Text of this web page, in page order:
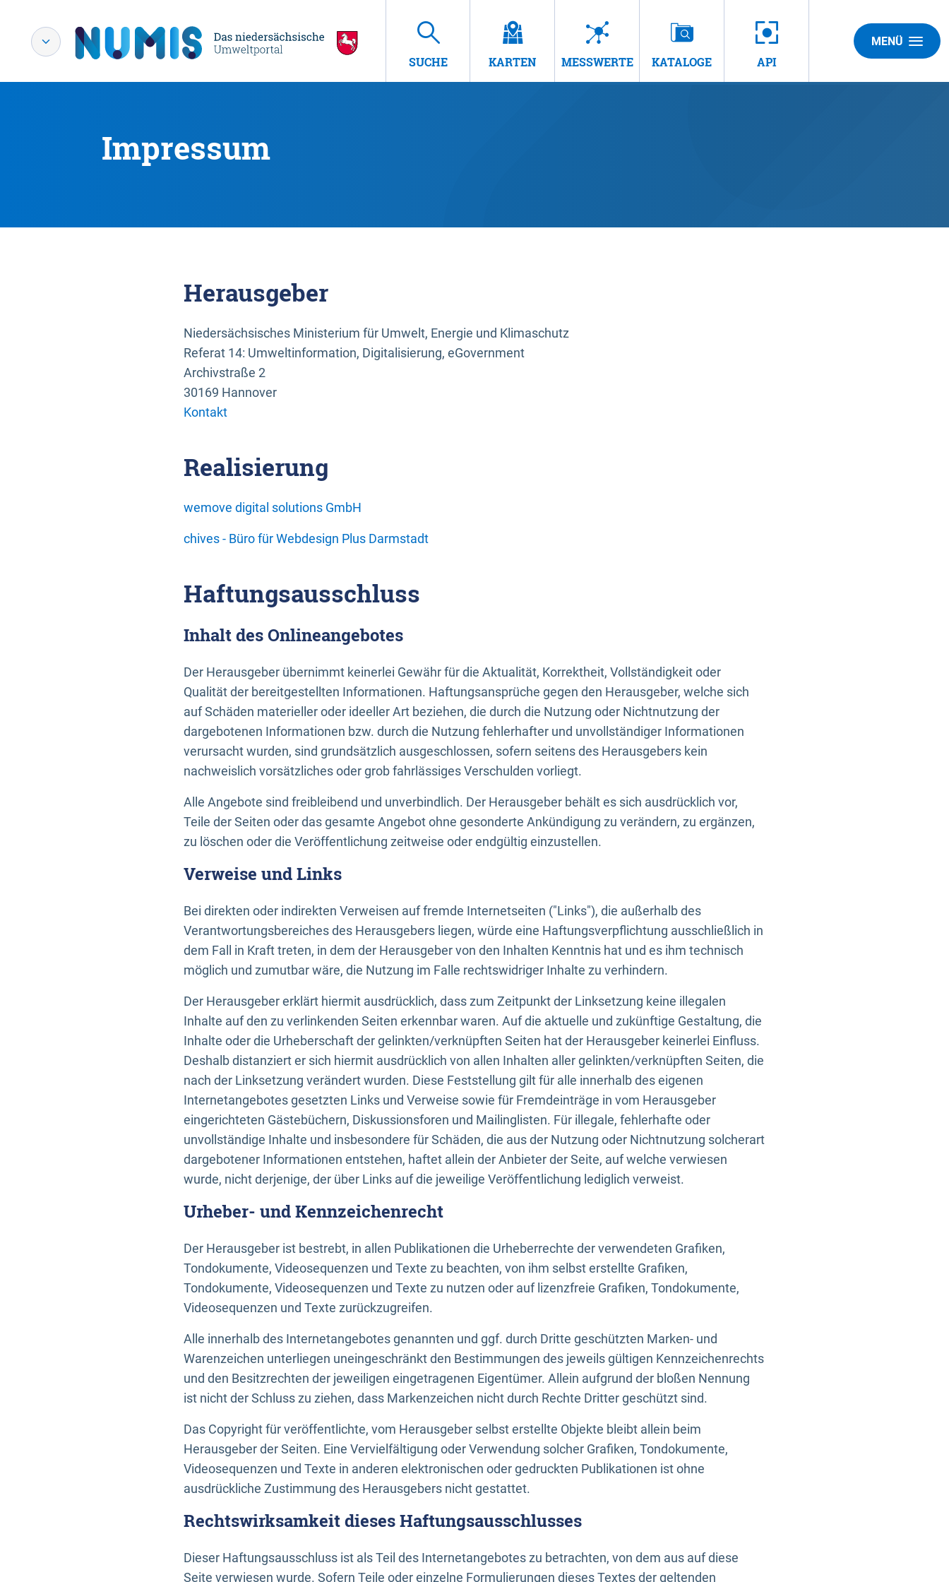
SUCHE KARTEN MESSWERTE KATALOGE API
MENÜ
Impressum
Herausgeber
Niedersächsisches Ministerium für Umwelt, Energie und Klimaschutz
Referat 14: Umweltinformation, Digitalisierung, eGovernment
Archivstraße 2
30169 Hannover
Kontakt
Realisierung
wemove digital solutions GmbH
chives - Büro für Webdesign Plus Darmstadt
Haftungsausschluss
Inhalt des Onlineangebotes
Der Herausgeber übernimmt keinerlei Gewähr für die Aktualität, Korrektheit, Vollständigkeit oder
Qualität der bereitgestellten Informationen. Haftungsansprüche gegen den Herausgeber, welche sich
auf Schäden materieller oder ideeller Art beziehen, die durch die Nutzung oder Nichtnutzung der
dargebotenen Informationen bzw. durch die Nutzung fehlerhafter und unvollständiger Informationen
verursacht wurden, sind grundsätzlich ausgeschlossen, sofern seitens des Herausgebers kein
nachweislich vorsätzliches oder grob fahrlässiges Verschulden vorliegt.
Alle Angebote sind freibleibend und unverbindlich. Der Herausgeber behält es sich ausdrücklich vor,
Teile der Seiten oder das gesamte Angebot ohne gesonderte Ankündigung zu verändern, zu ergänzen,
zu löschen oder die Veröffentlichung zeitweise oder endgültig einzustellen.
Verweise und Links
Bei direkten oder indirekten Verweisen auf fremde Internetseiten ("Links"), die außerhalb des
Verantwortungsbereiches des Herausgebers liegen, würde eine Haftungsverpflichtung ausschließlich in
dem Fall in Kraft treten, in dem der Herausgeber von den Inhalten Kenntnis hat und es ihm technisch
möglich und zumutbar wäre, die Nutzung im Falle rechtswidriger Inhalte zu verhindern.
Der Herausgeber erklärt hiermit ausdrücklich, dass zum Zeitpunkt der Linksetzung keine illegalen
Inhalte auf den zu verlinkenden Seiten erkennbar waren. Auf die aktuelle und zukünftige Gestaltung, die
Inhalte oder die Urheberschaft der gelinkten/verknüpften Seiten hat der Herausgeber keinerlei Einfluss.
Deshalb distanziert er sich hiermit ausdrücklich von allen Inhalten aller gelinkten/verknüpften Seiten, die
nach der Linksetzung verändert wurden. Diese Feststellung gilt für alle innerhalb des eigenen
Internetangebotes gesetzten Links und Verweise sowie für Fremdeinträge in vom Herausgeber
eingerichteten Gästebüchern, Diskussionsforen und Mailinglisten. Für illegale, fehlerhafte oder
unvollständige Inhalte und insbesondere für Schäden, die aus der Nutzung oder Nichtnutzung solcherart
dargebotener Informationen entstehen, haftet allein der Anbieter der Seite, auf welche verwiesen
wurde, nicht derjenige, der über Links auf die jeweilige Veröffentlichung lediglich verweist.
Urheber- und Kennzeichenrecht
Der Herausgeber ist bestrebt, in allen Publikationen die Urheberrechte der verwendeten Grafiken,
Tondokumente, Videosequenzen und Texte zu beachten, von ihm selbst erstellte Grafiken,
Tondokumente, Videosequenzen und Texte zu nutzen oder auf lizenzfreie Grafiken, Tondokumente,
Videosequenzen und Texte zurückzugreifen.
Alle innerhalb des Internetangebotes genannten und ggf. durch Dritte geschützten Marken- und
Warenzeichen unterliegen uneingeschränkt den Bestimmungen des jeweils gültigen Kennzeichenrechts
und den Besitzrechten der jeweiligen eingetragenen Eigentümer. Allein aufgrund der bloßen Nennung
ist nicht der Schluss zu ziehen, dass Markenzeichen nicht durch Rechte Dritter geschützt sind.
Das Copyright für veröffentlichte, vom Herausgeber selbst erstellte Objekte bleibt allein beim
Herausgeber der Seiten. Eine Vervielfältigung oder Verwendung solcher Grafiken, Tondokumente,
Videosequenzen und Texte in anderen elektronischen oder gedruckten Publikationen ist ohne
ausdrückliche Zustimmung des Herausgebers nicht gestattet.
Rechtswirksamkeit dieses Haftungsausschlusses
Dieser Haftungsausschluss ist als Teil des Internetangebotes zu betrachten, von dem aus auf diese
Seite verwiesen wurde. Sofern Teile oder einzelne Formulierungen dieses Textes der geltenden